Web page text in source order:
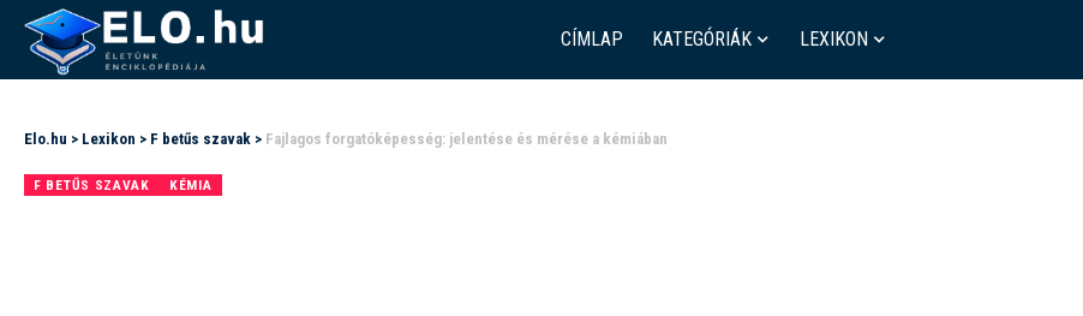
CÍMLAP KATEGÓRIÁK LEXIKON
Elo.hu > Lexikon > F betűs szavak > Fajlagos forgatóképesség: jelentése és mérése a kémiában
F BETŰS SZAVAK KÉMIA